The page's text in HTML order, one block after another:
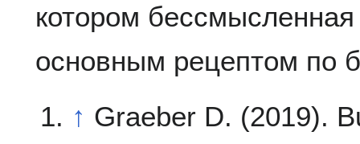
котором бессмысленная
основным рецептом по
↑ Graeber D. (2019).